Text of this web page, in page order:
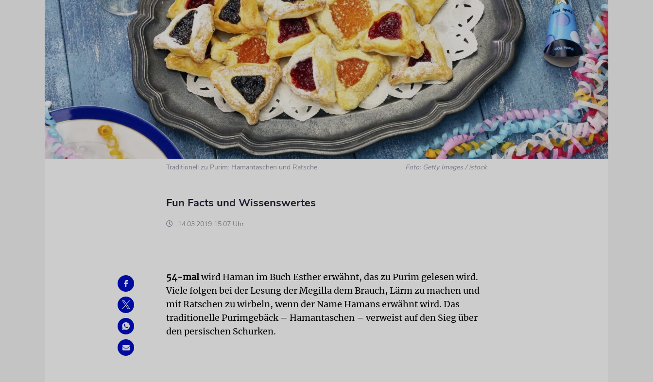
Traditionell zu Purim: Hamantaschen und Ratsche Foto: Getty Images / istock
Fun Facts und Wissenswertes
14.03.2019 15:07 Uhr
54-malwird Haman im Buch Esther erwähnt, das zu Purim gelesen wird.
Viele folgen bei der Lesung der Megilla dem Brauch, Lärm zu machen und
mit Ratschen zu wirbeln, wenn der Name Hamans erwähnt wird. Das
traditionelle Purimgebäck – Hamantaschen – verweist auf den Sieg über
den persischen Schurken.